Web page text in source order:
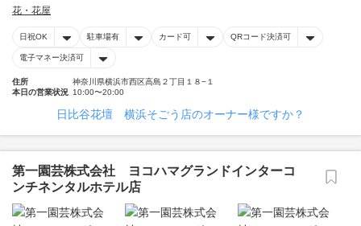
花・花屋
日祝OK 駐車場有 カード可 QRコード決済可
電子マネー決済可
住所
神奈川県横浜市西区高島２丁目１８−１
本日の営業状況 10:00〜20:00
日比谷花壇 横浜そごう店のオーナー様ですか？
第一園芸株式会社 ヨコハマグランドインターコ
ンチネンタルホテル店